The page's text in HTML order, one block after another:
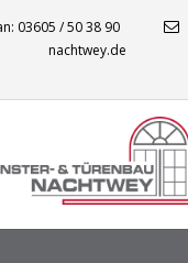
03605 / 50 38 90
nachtwey.de